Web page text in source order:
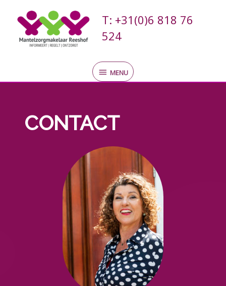
T: +31(0)6 818 76
524
MENU
CONTACT